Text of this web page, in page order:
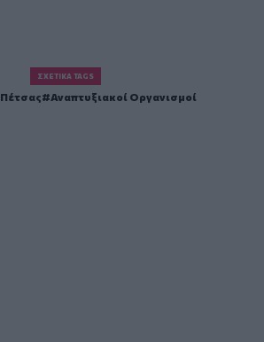
ΣΧΕΤΙΚΆ TAGS
Πέτσας Αναπτυξιακοί Οργανισμοί